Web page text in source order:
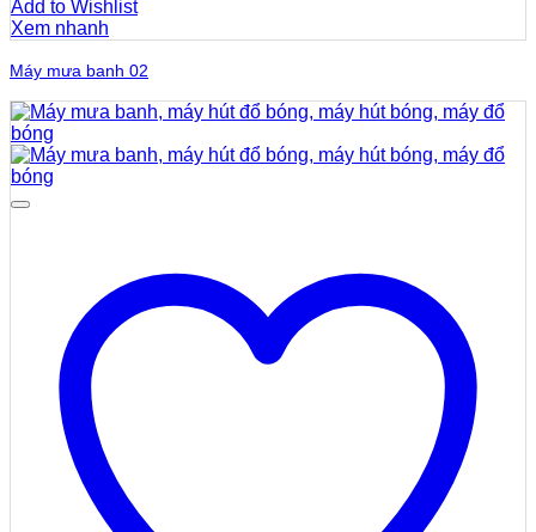
Add to Wishlist
Xem nhanh
Máy mưa banh 02